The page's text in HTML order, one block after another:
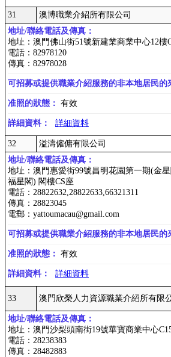
31 澳博職業介紹所有限公司
地址/聯絡電話及傳真：
地址：澳門佛山街51號新建業商業中心12樓
電話：82978120
傳真：82978028
可招募或提供職業介紹服務的非本地居民的
准照的狀態： 有效
詳細資料： 詳細資料
32 溢濤僱傭有限公司
地址/聯絡電話及傳真：
地址：澳門惠愛街99號昌明花園第一期(金
福星閣) 閣樓CS座
電話：28822632,28822633,66321311
傳真：28823045
電郵：yattoumacau@gmail.com
可招募或提供職業介紹服務的非本地居民的
准照的狀態： 有效
詳細資料： 詳細資料
33 澳門欣榮人力資源職業介紹所有限
地址/聯絡電話及傳真：
地址：澳門沙梨頭南街19號華寶商業中心
電話：28238383
傳真：28482883